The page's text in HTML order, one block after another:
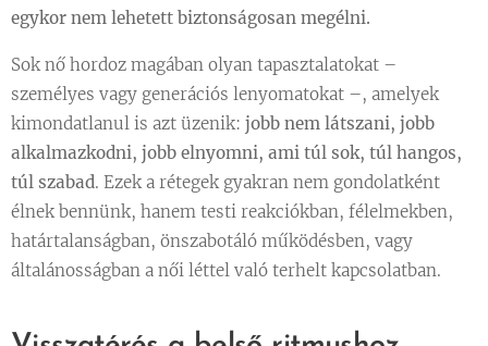
egykor nem lehetett biztonságosan megélni.
Sok nő hordoz magában olyan tapasztalatokat –
személyes vagy generációs lenyomatokat –, amelyek
kimondatlanul is azt üzenik: jobb nem látszani, jobb
alkalmazkodni, jobb elnyomni, ami túl sok, túl hangos,
túl szabad. Ezek a rétegek gyakran nem gondolatként
élnek bennünk, hanem testi reakciókban, félelmekben,
határtalanságban, önszabotáló működésben, vagy
általánosságban a női léttel való terhelt kapcsolatban.